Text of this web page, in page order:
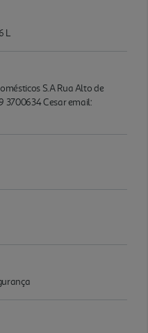
L
S.A Rua Alto de
3700634 Cesar email: